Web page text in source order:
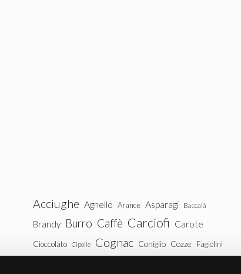
Acciughe Agnello Arance Asparagi Baccalà
Brandy Burro Caffè Carciofi Carote
Cioccolato Cipolle Cognac Coniglio Cozze Fagiolini